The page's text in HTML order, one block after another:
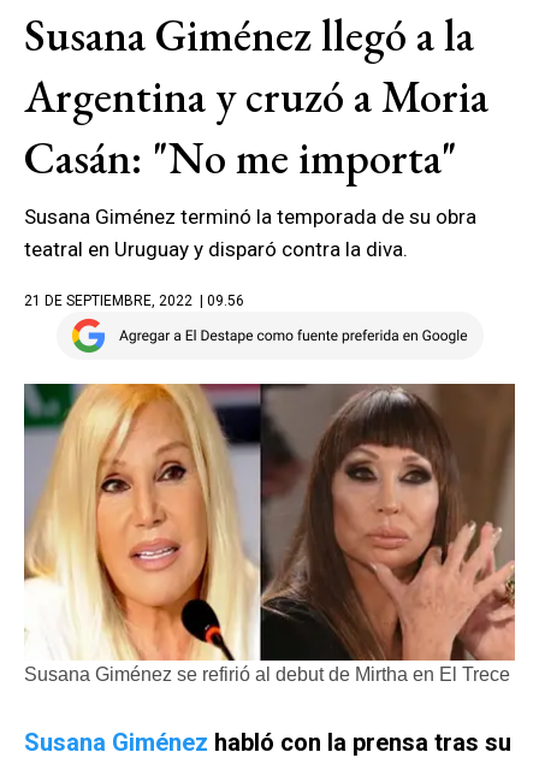
Susana Giménez llegó a la
Argentina y cruzó a Moria
Casán: "No me importa"
Susana Giménez terminó la temporada de su obra
teatral en Uruguay y disparó contra la diva.
21 DE SEPTIEMBRE, 2022 | 09.56
Susana Giménez se refirió al debut de Mirtha en El Trece
Susana Giménez habló con la prensa tras su